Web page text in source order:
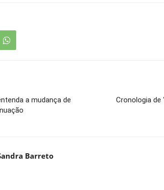
a mudança de
Cronologia de
Barreto